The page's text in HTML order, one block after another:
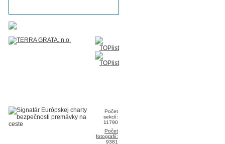
Počet
sekcií:
11790
Počet
fotografií:
9381